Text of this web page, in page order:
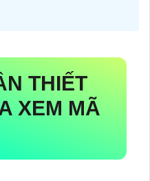
THIẾT
XEM MÃ